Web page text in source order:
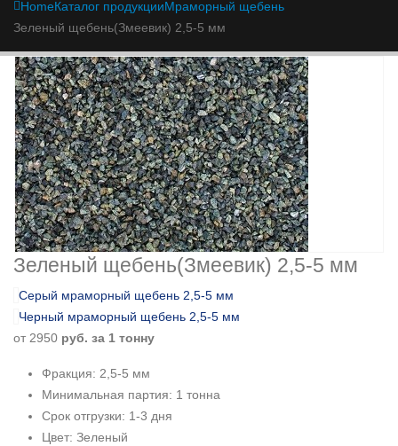
HomeКаталог продукцииМраморный щебень
Зеленый щебень(Змеевик) 2,5-5 мм
Зеленый щебень(Змеевик) 2,5-5 мм
Серый мраморный щебень 2,5-5 мм
Черный мраморный щебень 2,5-5 мм
от 2950 руб. за 1 тонну
Фракция: 2,5-5 мм
Минимальная партия: 1 тонна
Срок отгрузки: 1-3 дня
Цвет: Зеленый